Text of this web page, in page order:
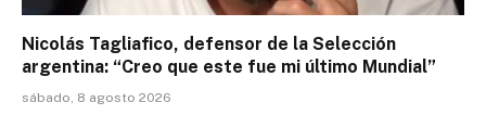
Nicolás Tagliafico, defensor de la Selección
argentina: “Creo que este fue mi último Mundial”
sábado, 8 agosto 2026